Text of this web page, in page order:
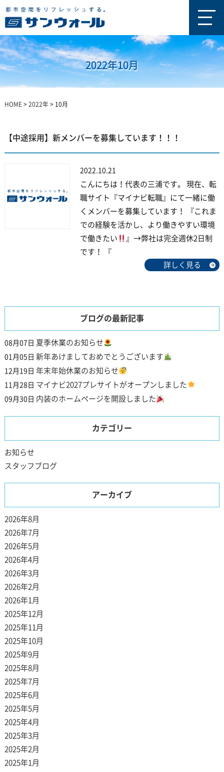
2022年10月
HOME> 2022年> 10月
【中途採用】新メンバーを募集しています！！！
2022.10.21
こんにちは！代表の三浦です。 現在、転
職サイト『マイナビ転職』にて一緒に働
くメンバーを募集しています！ 『これま
での経験を活かし、より働きやすい環境
で働きたい
』→弊社は完全週休2日制
です！ 『
詳しく見る
ブログの最新記事
08月07日 夏季休業のお知らせ
01月05日 新年あけましておめでとうございます
12月19日 年末年始休業のお知らせ
11月28日 マイナビ2027プレサイトがオープンしました
09月30日 内装のホームページを開設しました
カテゴリー
お知らせ
スタッフブログ
アーカイブ
2026年8月
2026年7月
2026年5月
2026年4月
2026年3月
2026年2月
2026年1月
2025年12月
2025年11月
2025年10月
2025年9月
2025年8月
2025年7月
2025年6月
2025年5月
2025年4月
2025年3月
2025年2月
2025年1月